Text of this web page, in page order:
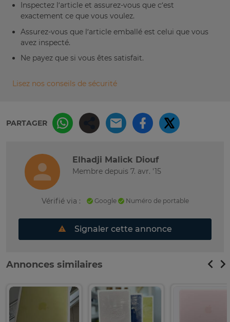
Inspectez l’article et assurez-vous que c’est
exactement ce que vous voulez.
Assurez-vous que l’article emballé est celui que vous
avez inspecté.
Ne payez que si vous êtes satisfait.
Lisez nos conseils de sécurité
PARTAGER
Elhadji Malick Diouf
Membre depuis 7. avr. '15
Vérifié via : Google Numéro de portable
Signaler cette annonce
Annonces similaires